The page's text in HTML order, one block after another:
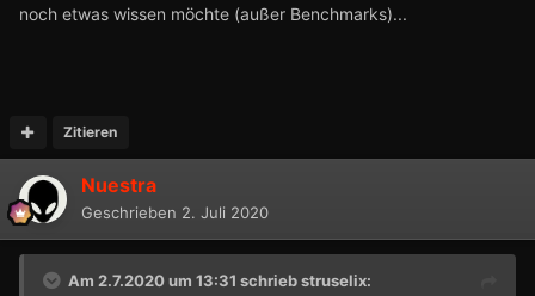
noch etwas wissen möchte (außer Benchmarks)...
Zitieren
Nuestra
Geschrieben 2. Juli 2020
Am 2.7.2020 um 13:31 schriebstruselix: